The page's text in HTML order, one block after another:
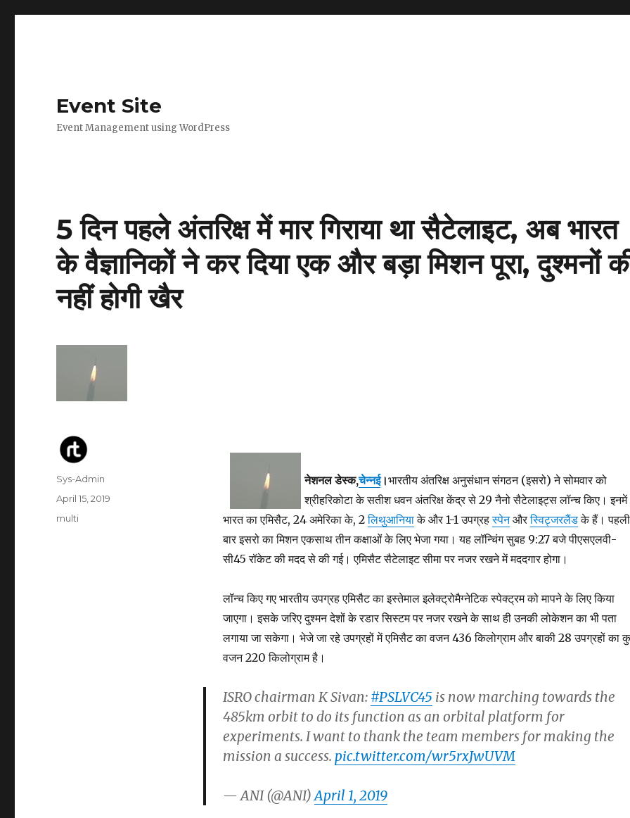
Event Site
Event Management using WordPress
5 दिन पहले अंतरिक्ष में मार गिराया था सैटेलाइट, अब भारत
के वैज्ञानिकों ने कर दिया एक और बड़ा मिशन पूरा, दुश्मनों
नहीं होगी खैर
नेशनल डेस्क,चेन्नई।भारतीय अंतरिक्ष अनुसंधान संगठन (इसरो) ने सोमवार को
श्रीहरिकोटा के सतीश धवन अंतरिक्ष केंद्र से 29 नैनो सैटेलाइट्स लॉन्च किए। इनमें
भारत का एमिसैट, 24 अमेरिका के, 2लिथुआनियाके और 1-1 उपग्रहस्पेन और स्विट्जरलैंडके हैं। पहली
बार इसरो का मिशन एकसाथ तीन कक्षाओं के लिए भेजा गया। यह लॉन्चिंग सुबह 9:27 बजे पीएसएलवी-
सी45 रॉकेट की मदद से की गई। एमिसैट सैटेलाइट सीमा पर नजर रखने में मददगार होगा।
लॉन्च किए गए भारतीय उपग्रह एमिसैट का इस्तेमाल इलेक्‍ट्रोमैग्‍नेटिक स्‍पेक्‍ट्रम को मापने के लिए किया
जाएगा। इसके जरिए दुश्मन देशों के रडार सिस्टम पर नजर रखने के साथ ही उनकी लोकेशन का भी पता
लगाया जा सकेगा। भेजे जा रहे उपग्रहों में एमिसैट का वजन 436 किलोग्राम और बाकी 28 उपग्रहों का
वजन 220 किलोग्राम है।
ISRO chairman K Sivan: #PSLVC45 is now marching towards the
485km orbit to do its function as an orbital platform for
experiments. I want to thank the team members for making the
mission a success. pic.twitter.com/wr5rxJwUVM
— ANI (@ANI)April 1, 2019
Author
Sys-Admin
Posted
April 15, 2019
Categories
multi